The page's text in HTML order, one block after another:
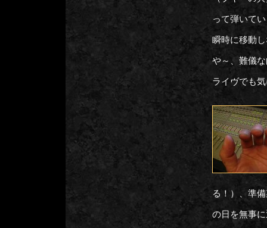
って弾いて
瞬時に移動
や～、難儀
ライヴでも
る！）、準
の日を無事